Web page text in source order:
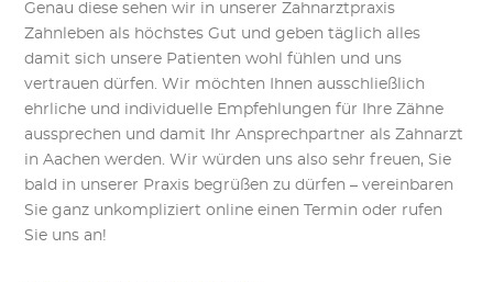
Genau diese sehen wir in unserer Zahnarztpraxis
Zahnleben als höchstes Gut und geben täglich alles
damit sich unsere Patienten wohl fühlen und uns
vertrauen dürfen. Wir möchten Ihnen ausschließlich
ehrliche und individuelle Empfehlungen für Ihre Zähne
aussprechen und damit Ihr Ansprechpartner als Zahnarzt
in Aachen werden. Wir würden uns also sehr freuen, Sie
bald in unserer Praxis begrüßen zu dürfen – vereinbaren
Sie ganz unkompliziert online einen Termin oder rufen
Sie uns an!